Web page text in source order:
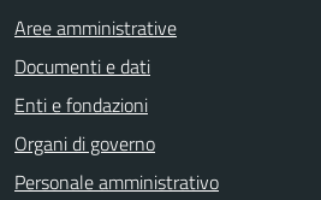
Aree amministrative
Documenti e dati
Enti e fondazioni
Organi di governo
Personale amministrativo